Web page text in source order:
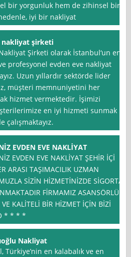
bir yorgunluk hem de zihinsel bir
iyi bir nakliyat
şirketi
Şirketi olarak İstanbul‘un en
profesyonel evden eve nakliyat
Uzun yıllardır sektörde lider
müşteri memnuniyetini her
hizmet vermektedir. İşimizi
en iyi hizmeti sunmak
EVDEN EVE NAKLİYAT
EVDEN EVE NAKLİYAT ŞEHİR İÇİ
ARASI TAŞIMACILIK UZMAN
SİZİN HİZMETİNİZDE SİGORTA
FİRMAMIZ ASANSÖRLÜ
KALİTELİ BİR HİZMET İÇİN BİZİ
* * * *
Nakliyat
Türkiye’nin en kalabalık ve en